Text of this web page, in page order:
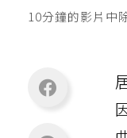
10分鐘的影片中